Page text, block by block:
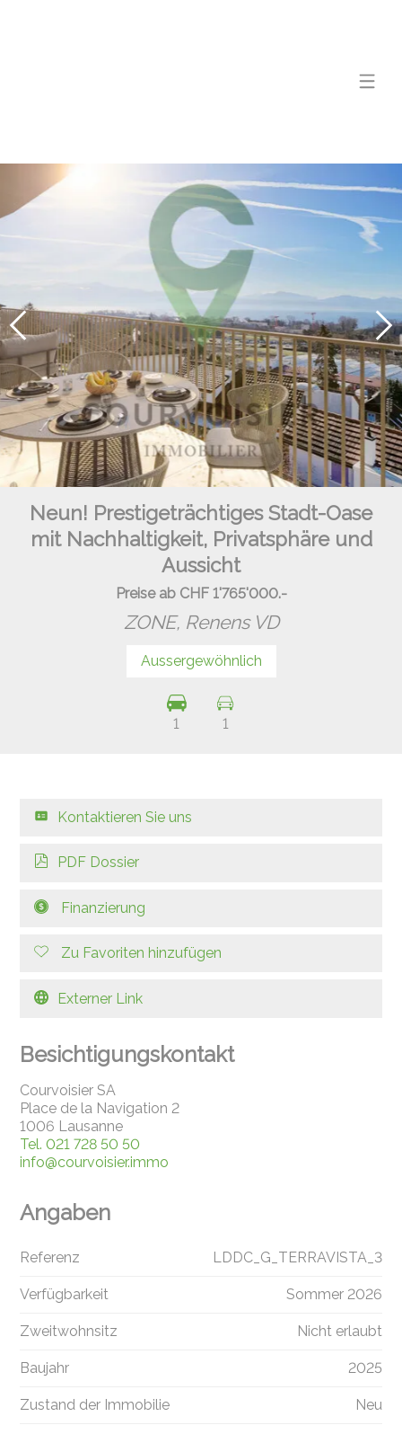
Neun! Prestigeträchtiges Stadt-Oase
mit Nachhaltigkeit, Privatsphäre und
Aussicht
Preise ab CHF 1'765'000.-
ZONE, Renens VD
Aussergewöhnlich
1 1
Kontaktieren Sie uns
PDF Dossier
Finanzierung
Zu Favoriten hinzufügen
Externer Link
Besichtigungskontakt
Courvoisier SA
Place de la Navigation 2
1006 Lausanne
Tel.021 728 50 50
info@courvoisier.immo
Angaben
Referenz LDDC_G_TERRAVISTA_3
Verfügbarkeit Sommer 2026
Zweitwohnsitz Nicht erlaubt
Baujahr 2025
Zustand der Immobilie Neu